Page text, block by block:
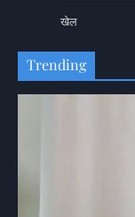
खेल
Trending